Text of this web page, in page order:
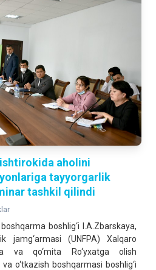
aholini
tayyorgarlik
tashkil qilindi
boshlig‘i I.A.Zbarskaya,
jamg‘armasi (UNFPA) Xalqaro
va qo‘mita Ro‘yxatga olish
o‘tkazish boshqarmasi boshlig‘i